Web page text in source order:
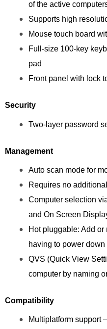
of the active
Supports high
Mouse touch board
Full-size 100-key
pad
Front panel with lock
Security
Two-layer password
Management
Auto scan mode for
Requires no
Computer selection
and On Screen
Hot pluggable: Add
having to power down
QVS (Quick View
computer by naming
Compatibility
Multiplatform support